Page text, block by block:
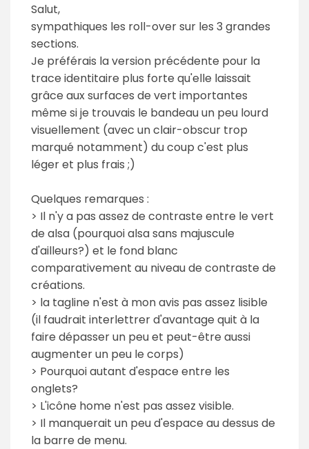
Salut,
sympathiques les roll-over sur les 3 grandes
sections.
Je préférais la version précédente pour la
trace identitaire plus forte qu'elle laissait
grâce aux surfaces de vert importantes
même si je trouvais le bandeau un peu lourd
visuellement (avec un clair-obscur trop
marqué notamment) du coup c'est plus
léger et plus frais ;)
Quelques remarques :
> Il n'y a pas assez de contraste entre le vert
de alsa (pourquoi alsa sans majuscule
d'ailleurs?) et le fond blanc
comparativement au niveau de contraste de
créations.
> la tagline n'est à mon avis pas assez lisible
(il faudrait interlettrer d'avantage quit à la
faire dépasser un peu et peut-être aussi
augmenter un peu le corps)
> Pourquoi autant d'espace entre les
onglets?
> L'icône home n'est pas assez visible.
> Il manquerait un peu d'espace au dessus de
la barre de menu.